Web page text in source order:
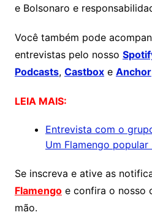
e Bolsonaro e
Você também pode
entrevistas pelo nosso
Podcasts, Castboxe Anchor
LEIA MAIS:
Entrevista com o
Um Flamengo popular
Se inscreva e ative as
Flamengoe confira o nosso
mão.